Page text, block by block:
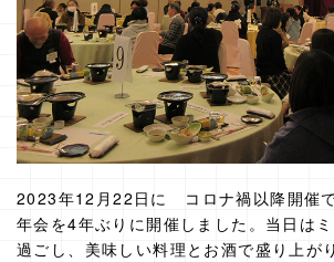
2023年12月22日に コロナ禍以降開催
年会を4年ぶりに開催しました。当日は
過ごし、美味しい料理とお酒で盛り上が